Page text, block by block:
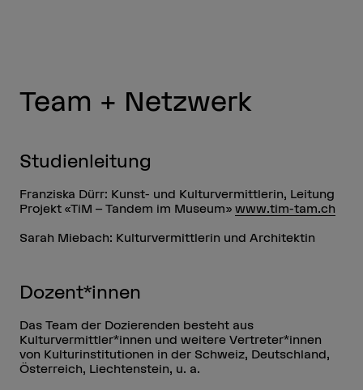
Team + Netzwerk
Studienleitung
Franziska Dürr: Kunst- und Kulturvermittlerin, Leitung
Projekt «TiM – Tandem im Museum» www.tim-tam.ch
Sarah Miebach: Kulturvermittlerin und Architektin
Dozent*innen
Das Team der Dozierenden besteht aus
Kulturvermittler*innen und weitere Vertreter*innen
von Kulturinstitutionen in der Schweiz, Deutschland,
Österreich, Liechtenstein, u. a.